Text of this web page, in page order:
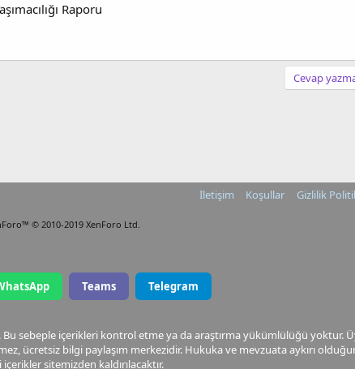
Raporu
Cevap
İletişim Koşullar Gizlilik
© 2010-2019 XenForo Ltd.
Teams Telegram
Bu sebeple içerikleri kontrol etme ya da araştırma yükümlülüğü yoktur.
ücretsiz bilgi paylaşım merkezidir. Hukuka ve mevzuata aykırı
sitemizden kaldırılacaktır.